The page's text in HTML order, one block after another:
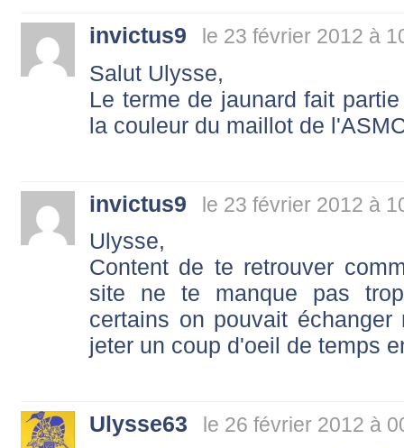
invictus9 le 23 février 2012 à
Salut Ulysse,
Le terme de jaunard fait
la couleur du maillot de
invictus9 le 23 février 2012 à
Ulysse,
Content de te retrouver
site ne te manque pas
certains on pouvait
jeter un coup d'oeil de temps
Ulysse63 le 26 février 2012 à